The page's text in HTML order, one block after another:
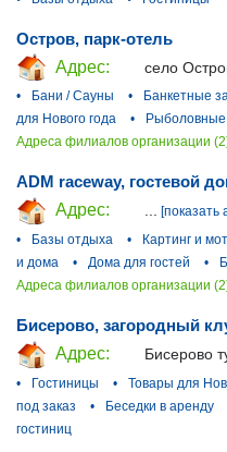
Остров, парк-отель
Адрес:
село
•
Бани / Сауны • Банкетные
для Нового года
•
Рыболовные
Адреса филиалов организации
ADM raceway, гостевой
Адрес:
... [показать
•
Базы отдыха • Картинг и
и дома
• Дома для гостей •
Адреса филиалов организации
Бисерово, загородный
Адрес:
Бисерово
•
Гостиницы • Товары для
под заказ
• Беседки в аренду
гостиниц